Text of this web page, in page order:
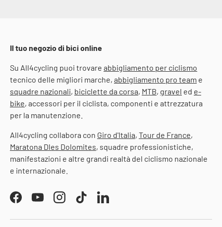
Il tuo negozio di bici online
Su All4cycling puoi trovare abbigliamento per ciclismo
tecnico delle migliori marche, abbigliamento pro team e
squadre nazionali, biciclette da corsa, MTB, gravel ed e-
bike, accessori per il ciclista, componenti e attrezzatura
per la manutenzione.
All4cycling collabora con Giro d'Italia, Tour de France,
Maratona Dles Dolomites, squadre professionistiche,
manifestazioni e altre grandi realtà del ciclismo nazionale
e internazionale.
FacebookYouTubeInstagramTikTokLinkedIn